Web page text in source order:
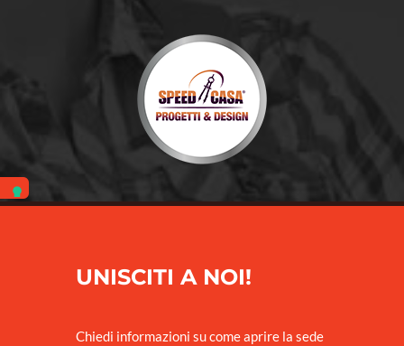
UNISCITI A NOI!
Chiedi informazioni su come aprire la sede